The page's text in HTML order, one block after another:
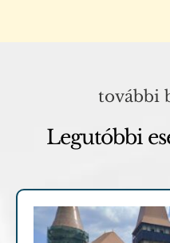
további
Legutóbbi